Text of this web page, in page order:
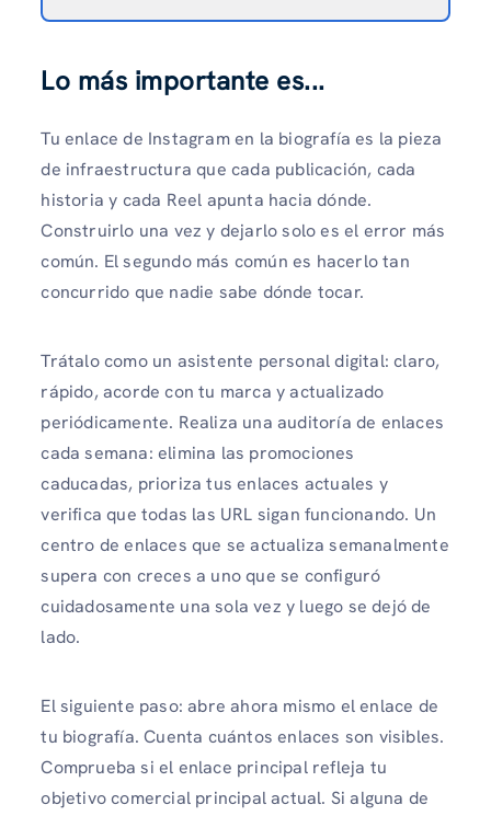
Lo más importante es...
Tu enlace de Instagram en la biografía es la pieza
de infraestructura que cada publicación, cada
historia y cada Reel apunta hacia dónde.
Construirlo una vez y dejarlo solo es el error más
común. El segundo más común es hacerlo tan
concurrido que nadie sabe dónde tocar.
Trátalo como un asistente personal digital: claro,
rápido, acorde con tu marca y actualizado
periódicamente. Realiza una auditoría de enlaces
cada semana: elimina las promociones
caducadas, prioriza tus enlaces actuales y
verifica que todas las URL sigan funcionando. Un
centro de enlaces que se actualiza semanalmente
supera con creces a uno que se configuró
cuidadosamente una sola vez y luego se dejó de
lado.
El siguiente paso: abre ahora mismo el enlace de
tu biografía. Cuenta cuántos enlaces son visibles.
Comprueba si el enlace principal refleja tu
objetivo comercial principal actual. Si alguna de